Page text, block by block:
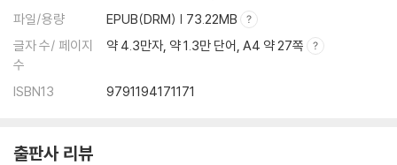
파일/용량
EPUB(DRM) | 73.22MB
글자 수/ 페이지
수
약 4.3만자, 약 1.3만 단어, A4 약 27쪽
ISBN13 9791194171171
출판사 리뷰